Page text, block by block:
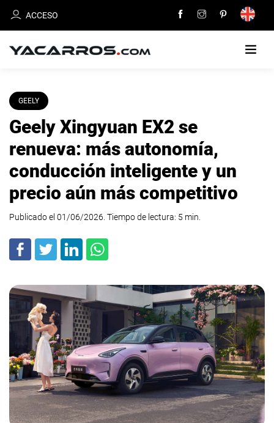
ACCESO
INICIO
CARROS
EN
VENTA
TU
DEALERS
CONTACTO
GEELY
Geely Xingyuan EX2 se
renueva: más autonomía,
conducción inteligente y un
precio aún más competitivo
Publicado el 01/06/2026. Tiempo de lectura: 5 min